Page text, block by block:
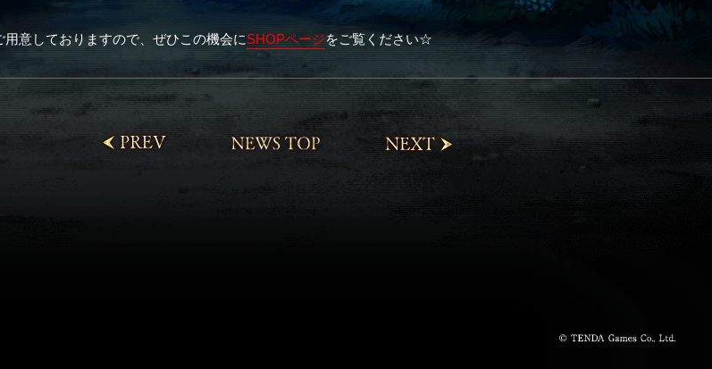
意しておりますので、ぜひこの機会にSHOPページをご覧ください☆